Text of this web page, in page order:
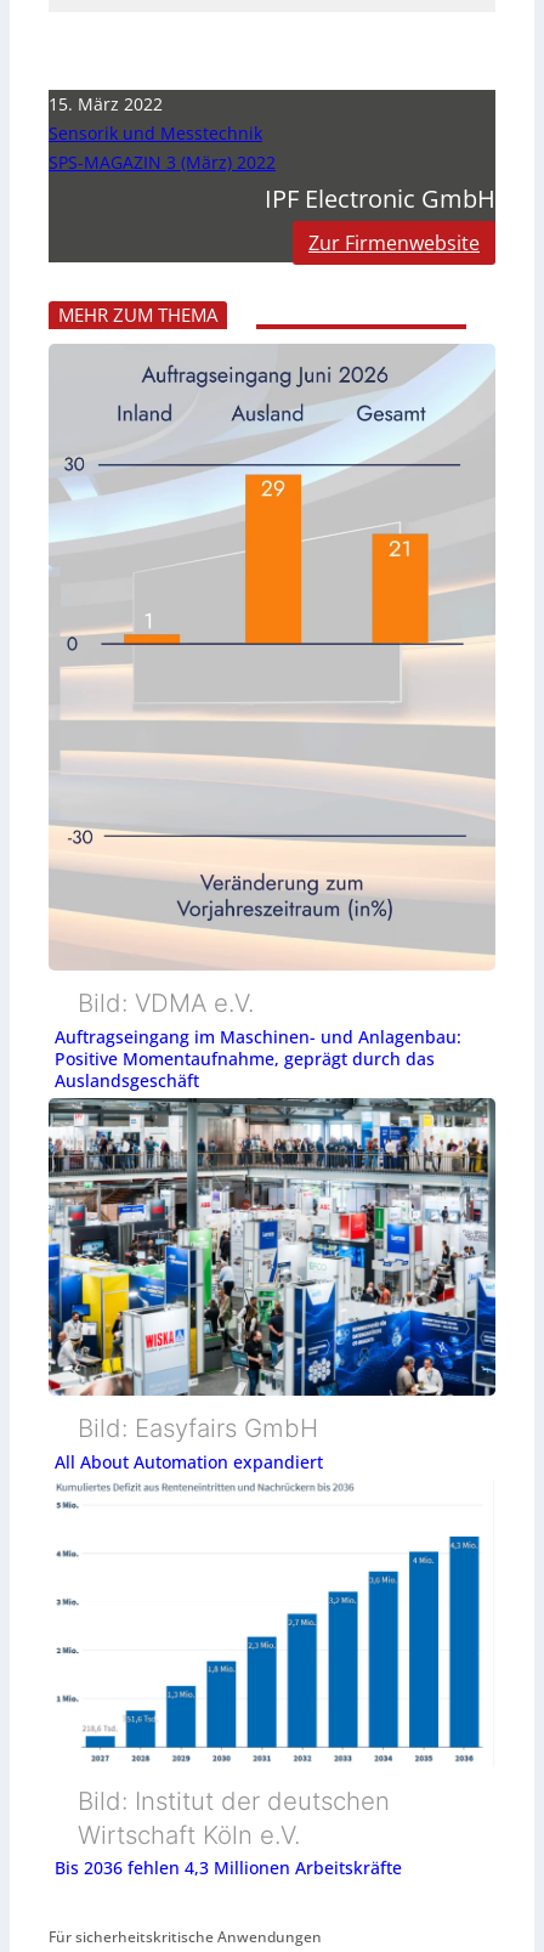
15. März 2022
Sensorik und Messtechnik
SPS-MAGAZIN 3 (März) 2022
IPF Electronic GmbH
Zur Firmenwebsite
MEHR ZUM THEMA
Bild: VDMA e.V.
Auftragseingang im Maschinen- und Anlagenbau:
Positive Momentaufnahme, geprägt durch das
Auslandsgeschäft
Bild: Easyfairs GmbH
All About Automation expandiert
Bild: Institut der deutschen
Wirtschaft Köln e.V.
Bis 2036 fehlen 4,3 Millionen Arbeitskräfte
Für sicherheitskritische Anwendungen